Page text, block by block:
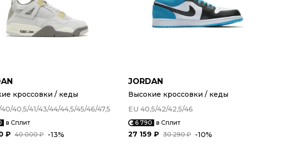
кроссовки / кеды
40,5/41/43/44/44,5/45/46/47,5
в Сплит
40 000 ₽
₽ -13%
JORDAN
Высокие кроссовки / кеды
EU 40,5/42/42,5/46
6 790 в Сплит
30 290 ₽
27 159 ₽ -10%